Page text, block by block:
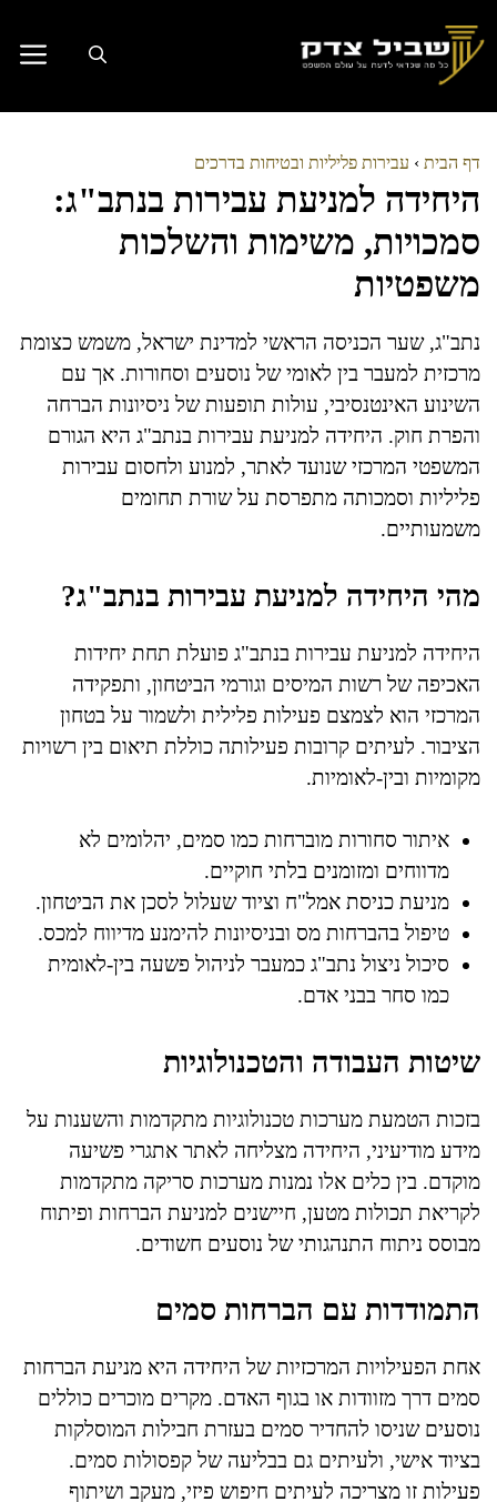
לתוכן
דף הבית › עבירות פליליות ובטיחות בדרכים
היחידה למניעת עבירות בנתב"ג:
סמכויות, משימות והשלכות
משפטיות
נתב"ג, שער הכניסה הראשי למדינת ישראל, משמש כצומת
מרכזית למעבר בין לאומי של נוסעים וסחורות. אך עם
השינוע האינטנסיבי, עולות תופעות של ניסיונות הברחה
והפרת חוק. היחידה למניעת עבירות בנתב"ג היא הגורם
המשפטי המרכזי שנועד לאתר, למנוע ולחסום עבירות
פליליות וסמכותה מתפרסת על שורת תחומים
משמעותיים.
מהי היחידה למניעת עבירות בנתב"ג?
היחידה למניעת עבירות בנתב"ג פועלת תחת יחידות
האכיפה של רשות המיסים וגורמי הביטחון, ותפקידה
המרכזי הוא לצמצם פעילות פלילית ולשמור על בטחון
הציבור. לעיתים קרובות פעילותה כוללת תיאום בין רשויות
מקומיות ובין-לאומיות.
איתור סחורות מוברחות כמו סמים, יהלומים לא
מדווחים ומזומנים בלתי חוקיים.
מניעת כניסת אמל"ח וציוד שעלול לסכן את הביטחון.
טיפול בהברחות מס ובניסיונות להימנע מדיווח למכס.
סיכול ניצול נתב"ג כמעבר לניהול פשעה בין-לאומית
כמו סחר בבני אדם.
שיטות העבודה והטכנולוגיות
בזכות הטמעת מערכות טכנולוגיות מתקדמות והשענות על
מידע מודיעיני, היחידה מצליחה לאתר אתגרי פשיעה
מוקדם. בין כלים אלו נמנות מערכות סריקה מתקדמות
לקריאת תכולות מטען, חיישנים למניעת הברחות ופיתוח
מבוסס ניתוח התנהגותי של נוסעים חשודים.
התמודדות עם הברחות סמים
אחת הפעילויות המרכזיות של היחידה היא מניעת הברחות
סמים דרך מזוודות או בגוף האדם. מקרים מוכרים כוללים
נוסעים שניסו להחדיר סמים בעזרת חבילות המוסלקות
בציוד אישי, ולעיתים גם בבליעה של קפסולות סמים.
פעילות זו מצריכה לעיתים חיפוש פיזי, מעקב ושיתוף